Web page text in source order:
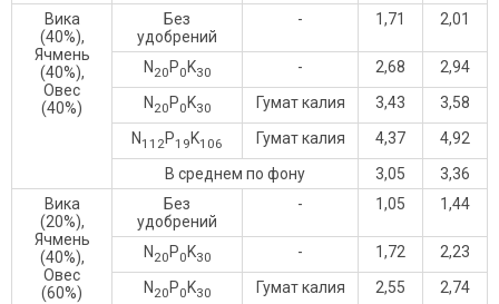
Вика
(40%),
Ячмень
(40%),
Овес
(40%)
Без
удобрений
- 1,71 2,01
N 20 P0 K30 - 2,68
2,94
N 20 P0 K30 Гумат калия 3,43
3,58
N112P19 K106 Гумат калия 4,37
4,92
В среднем по фону
3,05
3,36
Вика
(20%),
Ячмень
(40%),
Овес
(60%)
Без
удобрений
- 1,05 1,44
N 20 P0 K30 - 1,72
2,23
N 20 P0 K30 Гумат калия 2,55
2,74